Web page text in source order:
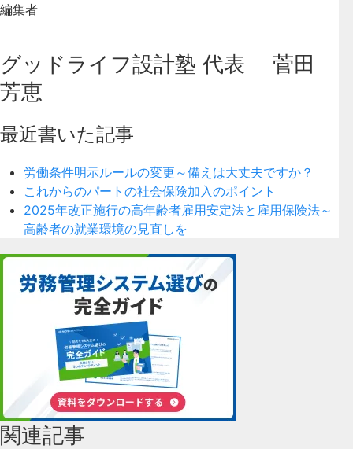
編集者
グッドライフ設計塾 代表 菅田
芳恵
最近書いた記事
労働条件明示ルールの変更～備えは大丈夫ですか？
これからのパートの社会保険加入のポイント
2025年改正施行の高年齢者雇用安定法と雇用保険法～
高齢者の就業環境の見直しを
関連記事